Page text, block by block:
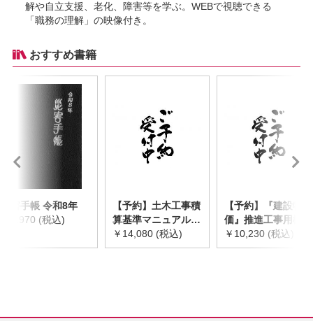
解や自立支援、老化、障害等を学ぶ。WEBで視聴できる
「職務の理解」の映像付き。
おすすめ書籍
災害手帳 令和8年
￥2,970 (税込)
【予約】土木工事積
算基準マニュアル
令和8年度版
※2026年8月下旬発
￥14,080 (税込)
【予約】『建設物
価』推進工事用機械
器具等基礎価格表
2026年度版
￥10,230 (税込)